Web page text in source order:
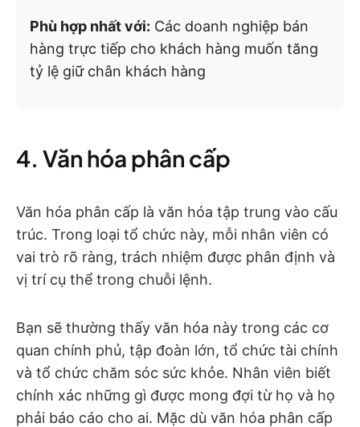
Phù hợp nhất với: Các doanh nghiệp bán
hàng trực tiếp cho khách hàng muốn tăng
tỷ lệ giữ chân khách hàng
4. Văn hóa phân cấp
Văn hóa phân cấp là văn hóa tập trung vào cấu
trúc. Trong loại tổ chức này, mỗi nhân viên có
vai trò rõ ràng, trách nhiệm được phân định và
vị trí cụ thể trong chuỗi lệnh.
Bạn sẽ thường thấy văn hóa này trong các cơ
quan chính phủ, tập đoàn lớn, tổ chức tài chính
và tổ chức chăm sóc sức khỏe. Nhân viên biết
chính xác những gì được mong đợi từ họ và họ
phải báo cáo cho ai. Mặc dù văn hóa phân cấp